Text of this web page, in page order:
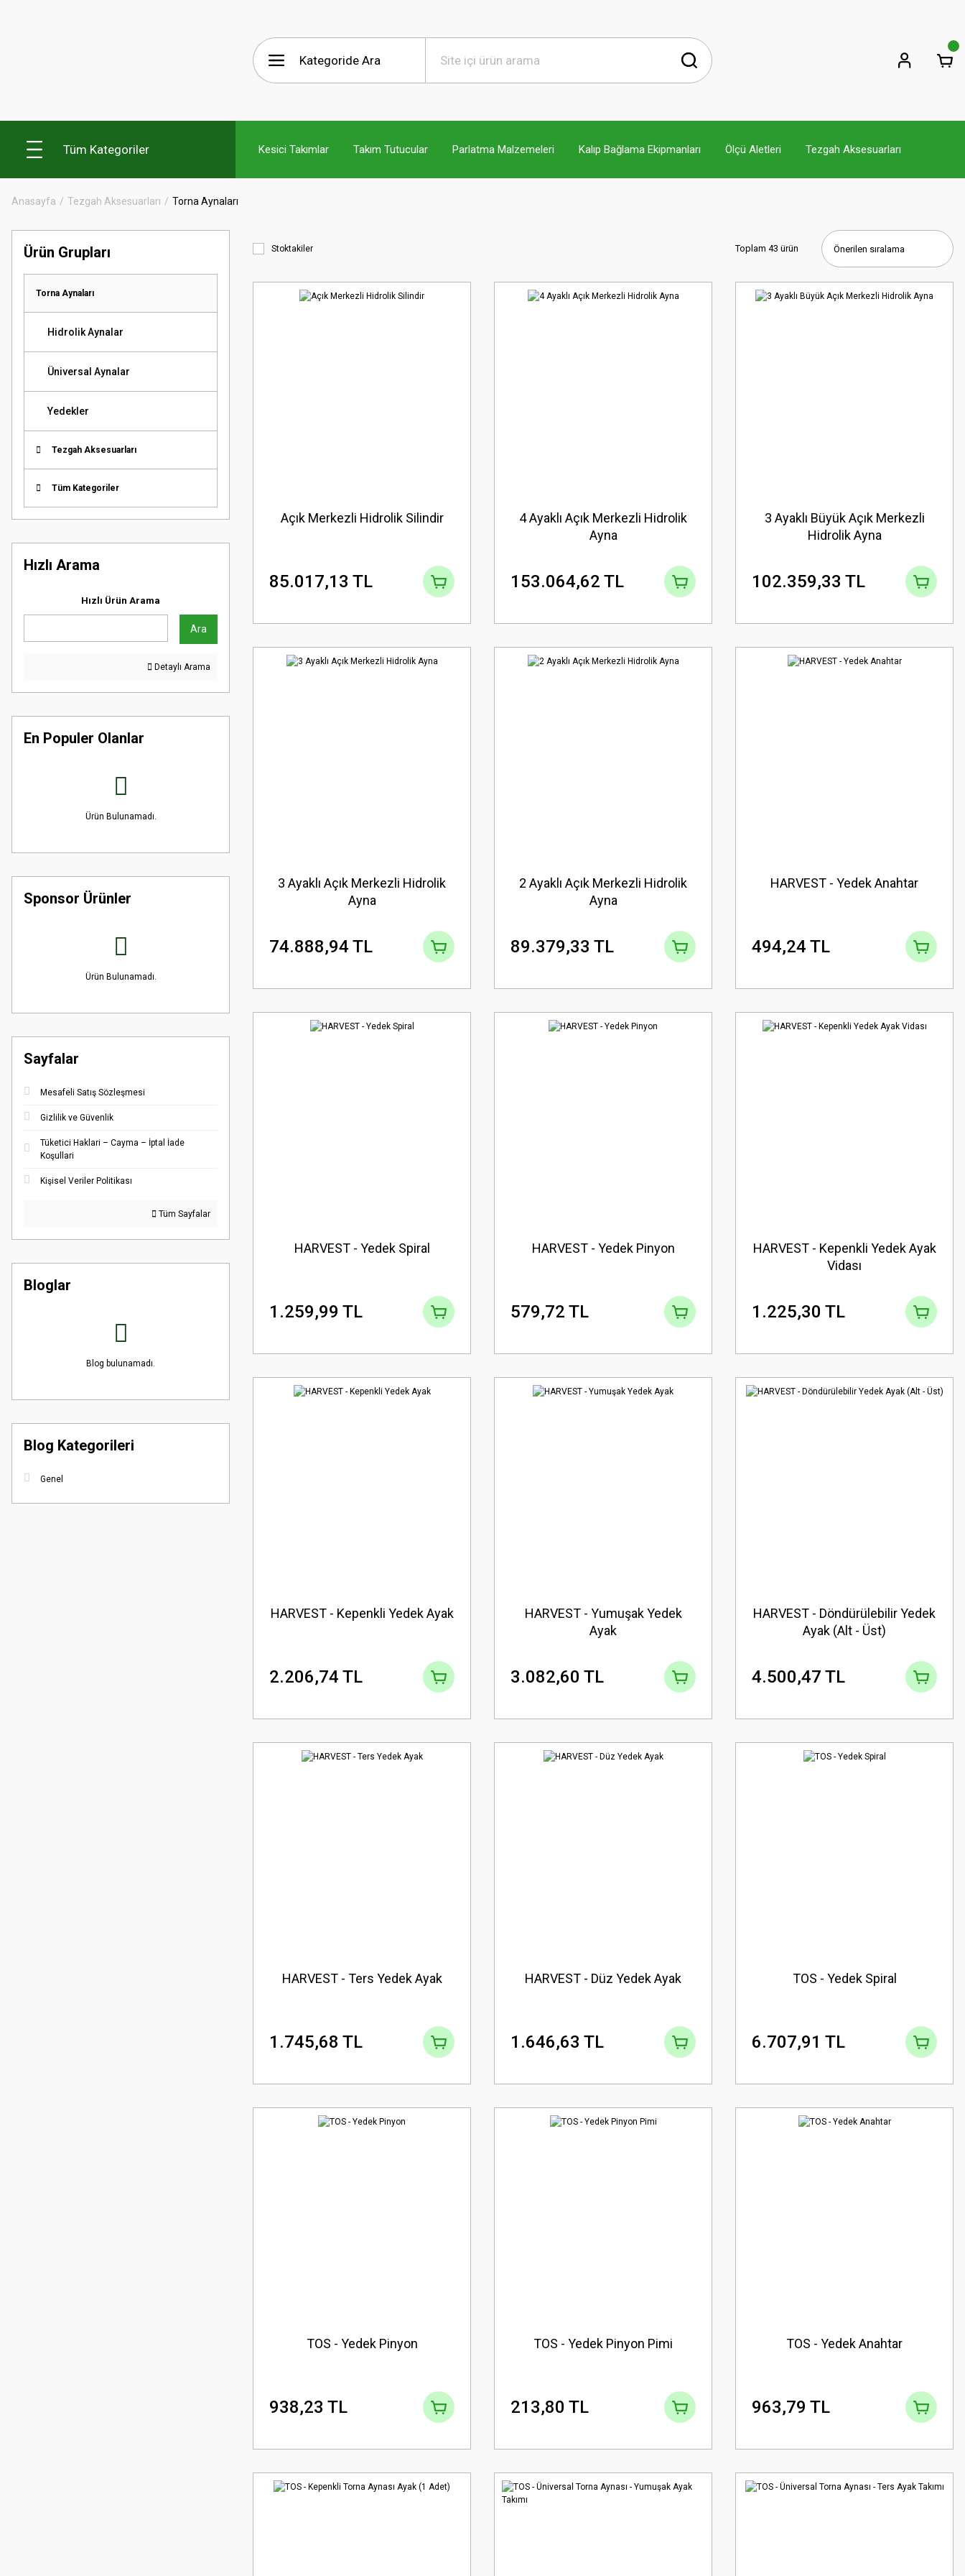
Tüm Kategoriler Kesici Takımlar Takım Tutucular Parlatma Malzemeleri Kalıp Bağlama Ekipmanları Ölçü Aletleri Tezgah Aksesuarları
Anasayfa Tezgah Aksesuarları Torna Aynaları
Ürün Grupları
Torna Aynaları
Hidrolik Aynalar
Üniversal Aynalar
Yedekler
Tezgah Aksesuarları
Tüm Kategoriler
Hızlı Arama
Hızlı Ürün Arama
Ara
Detaylı Arama
En Populer Olanlar
Ürün Bulunamadı.
Sponsor Ürünler
Ürün Bulunamadı.
Sayfalar
Mesafeli Satış Sözleşmesi
Gizlilik ve Güvenlik
Tüketici Haklari – Cayma – İptal İade
Koşullari
Kişisel Veriler Politikası
Tüm Sayfalar
Bloglar
Blog bulunamadı.
Blog Kategorileri
Genel
Stoktakiler Toplam 43 ürün
Açık Merkezli Hidrolik Silindir
85.017,13 TL
4 Ayaklı Açık Merkezli Hidrolik
Ayna
153.064,62 TL
3 Ayaklı Büyük Açık Merkezli
Hidrolik Ayna
102.359,33 TL
3 Ayaklı Açık Merkezli Hidrolik
Ayna
74.888,94 TL
2 Ayaklı Açık Merkezli Hidrolik
Ayna
89.379,33 TL
HARVEST - Yedek Anahtar
494,24 TL
HARVEST - Yedek Spiral
1.259,99 TL
HARVEST - Yedek Pinyon
579,72 TL
HARVEST - Kepenkli Yedek Ayak
Vidası
1.225,30 TL
HARVEST - Kepenkli Yedek Ayak
2.206,74 TL
HARVEST - Yumuşak Yedek
Ayak
3.082,60 TL
HARVEST - Döndürülebilir Yedek
Ayak (Alt - Üst)
4.500,47 TL
HARVEST - Ters Yedek Ayak
1.745,68 TL
HARVEST - Düz Yedek Ayak
1.646,63 TL
TOS - Yedek Spiral
6.707,91 TL
TOS - Yedek Pinyon
938,23 TL
TOS - Yedek Pinyon Pimi
213,80 TL
TOS - Yedek Anahtar
963,79 TL